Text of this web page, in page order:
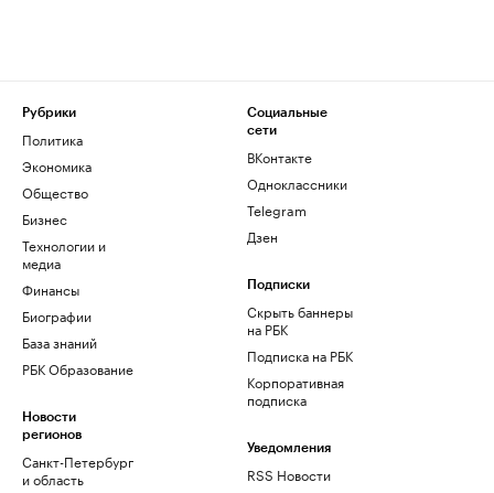
Рубрики
Политика
Экономика
Общество
Бизнес
Технологии и
медиа
Финансы
Биографии
База знаний
РБК Образование
Новости
регионов
Санкт-Петербург
и область
Социальные
сети
ВКонтакте
Одноклассники
Telegram
Дзен
Подписки
Скрыть баннеры
на РБК
Подписка на РБК
Корпоративная
подписка
Уведомления
RSS Новости